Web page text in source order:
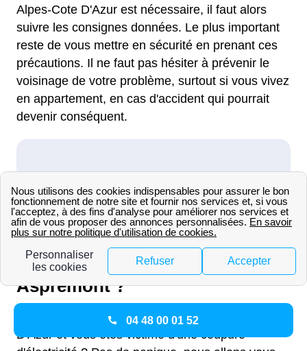
Alpes-Cote D'Azur est nécessaire, il faut alors
suivre les consignes données. Le plus important
reste de vous mettre en sécurité en prenant ces
précautions. Il ne faut pas hésiter à prévenir le
voisinage de votre problème, surtout si vous vivez
en appartement, en cas d'accident qui pourrait
devenir conséquent.
Comment réagir en cas de
coupure d’électricité à
Aspremont ?
Vous habitez à Aspremont, Provence-Alpes-Cote
D'Azur et vous êtes victime d'une coupure
04 48 00 01 52